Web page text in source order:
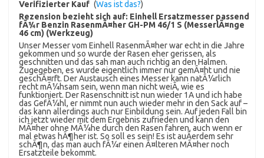
Verifizierter Kauf (Was ist das?)
Rezension bezieht sich auf: Einhell Ersatzmesser passend
fÃ¼r Benzin RasenmÃ¤her GH-PM 46/1 S (MesserlÃ¤nge
46 cm) (Werkzeug)
Unser Messer vom Einhell RasenmÃ¤her war echt in die Jahre
gekommen und so wurde der Rasen eher gerissen, als
geschnitten und das sah man auch richtig an den Halmen.
Zugegeben, es wurde eigentlich immer nur gemÃ¤ht und nie
geschÃ¤rft. Der Austausch eines Messer kann natÃ¼rlich
recht mÃ¼hsam sein, wenn man nicht weiÃ, wie es
funktioniert. Der Rasenschnitt ist nun wieder 1A und ich habe
das GefÃ¼hl, er nimmt nun auch wieder mehr in den Sack auf –
das kann allerdings auch nur Einbildung sein. Auf jeden Fall bin
ich jetzt wieder mit dem Ergebnis zufrieden und kann den
MÃ¤her ohne MÃ¼he durch den Rasen fahren, auch wenn er
mal etwas hÃ¶her ist. So soll es sein! Es ist auÃerdem sehr
schÃ¶n, das man auch fÃ¼r einen Ã¤lteren MÃ¤her noch
Ersatzteile bekommt.